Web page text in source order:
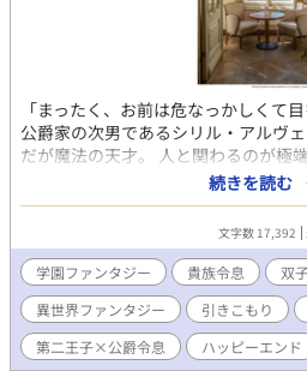
「まったく、お前は危なっかしくて
公爵家の次男であるシリル・アルヴ
だが魔法の天才。 人と関わるのが極
業で儲けたお金で建てた温室でぬく
フを送っていた。 そんなある日、シ
かに突き落とされたことを父から知
の婚約者候補として名が挙がってい
に、姉のフリをして学園に潜入し、犯
家を追い出されてしまう。 潜入一日
ったシリルは、姉と同じように階段
間を目撃し、咄嗟に助けに入る。 し
恐れられているディオン・オラージュ
続きを読む
文字数 17,392
学園ファンタジー 貴族令息 双
異世界ファンタジー
引きこもり
第二王子×公爵令息
ハッピーエンド